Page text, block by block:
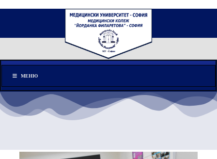
Меню
МЕНЮ